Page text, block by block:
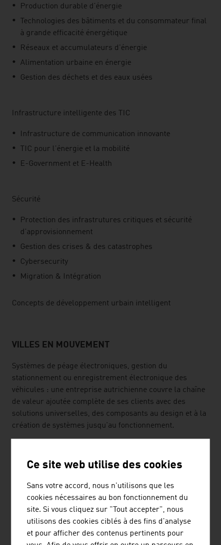
Production durable d'énergie
Technologies des bâtiments et du consommateur final
à grande efficacité énergétique
Réseaux et accumulateurs d'énergie
Alimentation urbaine en énergie
Gestion des déchets et des eaux usées
Infrastructure intelligente des TIC
Infrastructure de communication innovante
TIC pour l'énergie et la mobilité
E-Government et E-Health
Sécurité
Protection des infrastrutures critiques et sécurité
d'approvisionnement
Gestion des crises & des catastrophes
Cybersecurity
Migration & Intégration
Concepts de développement urbain intelligent
VILLES EN MOUVEMENT
Systèmes de péage électroniques, gestion du
stationnement ou enregistrement électronique des
véhicules : une entreprise autrichienne couvre la chaîne
de valeur ajoutée complète de ses clients avec des
solutions universelles, des composants au design et à la
création de systèmes jusqu'au fonctionnement.
rang dans la réalisation de feux de circulation et de
techniques de signalisation à LED. Ses produits,
systèmes et services de sécurité des transports, ainsi
que son système de gestion intelligente de la circulation
sont utilisés dans plus de 60 pays.
Le plus long téléphérique du monde et un système
Ce site web utilise des cookies
Sans votre accord, nous n'utilisons que les
cookies nécessaires au bon fonctionnement du
site. Si vous cliquez sur "Tout accepter", nous
utilisons des cookies ciblés à des fins d'analyse
et pour afficher des contenus pertinents pour